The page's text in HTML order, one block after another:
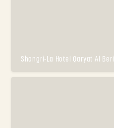
Shangri-La Hotel Qaryat Al Beri